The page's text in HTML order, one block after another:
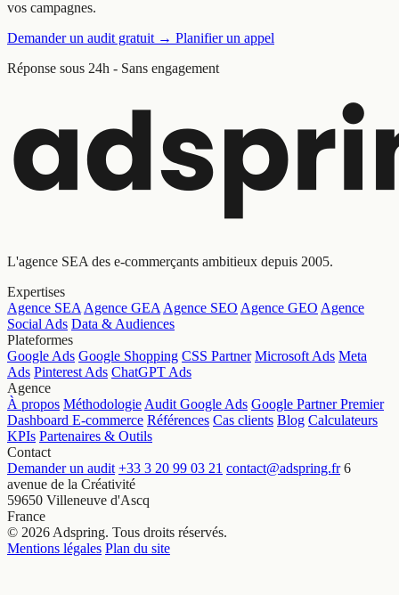
vos campagnes.
Demander un audit gratuit → Planifier un appel
Réponse sous 24h - Sans engagement
L'agence SEA des e-commerçants ambitieux depuis 2005.
Expertises
Agence SEA Agence GEA Agence SEO Agence GEO Agence
Social Ads Data & Audiences
Plateformes
Google Ads Google Shopping CSS Partner Microsoft Ads Meta
Ads Pinterest Ads ChatGPT Ads
Agence
À propos Méthodologie Audit Google Ads Google Partner Premier
Dashboard E-commerce Références Cas clients Blog Calculateurs
KPIs Partenaires & Outils
Contact
Demander un audit +33 3 20 99 03 21 contact@adspring.fr 6
avenue de la Créativité
59650 Villeneuve d'Ascq
France
© 2026 Adspring. Tous droits réservés.
Mentions légales Plan du site